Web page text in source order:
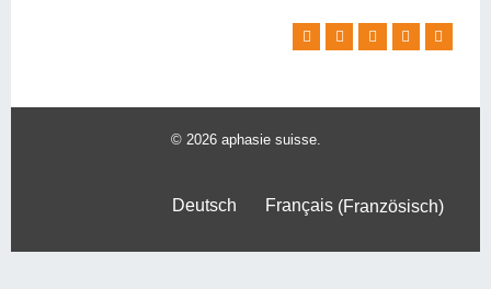
© 2026 aphasie suisse.
Deutsch Français (Französisch)